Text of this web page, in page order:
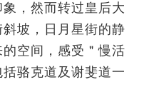
，然而转过皇后大
坡，日月星街的静
空间，感受＂慢活
骆克道及谢斐道一